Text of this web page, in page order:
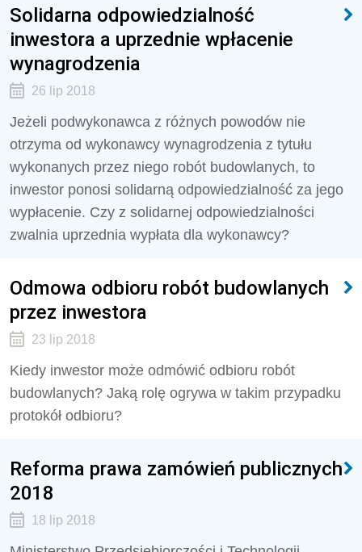
Solidarna odpowiedzialność
inwestora a uprzednie wpłacenie
wynagrodzenia
26 lip 2018
Jeżeli podwykonawca z różnych powodów nie
otrzyma od wykonawcy wynagrodzenia z tytułu
wykonanych przez niego robót budowlanych, to
inwestor ponosi solidarną odpowiedzialność za jego
wypłacenie. Czy z solidarnej odpowiedzialności
zwalnia uprzednia wypłata dla wykonawcy?
Odmowa odbioru robót budowlanych
przez inwestora
23 lip 2018
Kiedy inwestor może odmówić odbioru robót
budowlanych? Jaką rolę ogrywa w takim przypadku
protokół odbioru?
Reforma prawa zamówień publicznych
2018
18 lip 2018